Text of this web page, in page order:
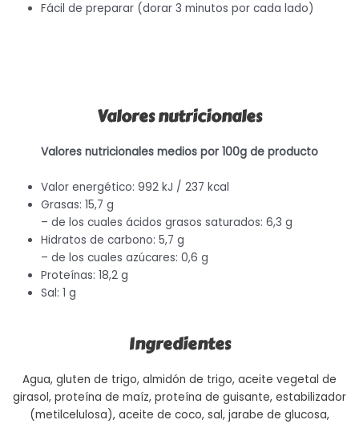
Fácil de preparar (dorar 3 minutos por cada lado)
Valores nutricionales
Valores nutricionales medios por 100g de producto
Valor energético: 992 kJ / 237 kcal
Grasas: 15,7 g
– de los cuales ácidos grasos saturados: 6,3 g
Hidratos de carbono: 5,7 g
– de los cuales azúcares: 0,6 g
Proteínas: 18,2 g
Sal: 1 g
Ingredientes
Agua, gluten de trigo, almidón de trigo, aceite vegetal de
girasol, proteína de maíz, proteína de guisante, estabilizador
(metilcelulosa), aceite de coco, sal, jarabe de glucosa,